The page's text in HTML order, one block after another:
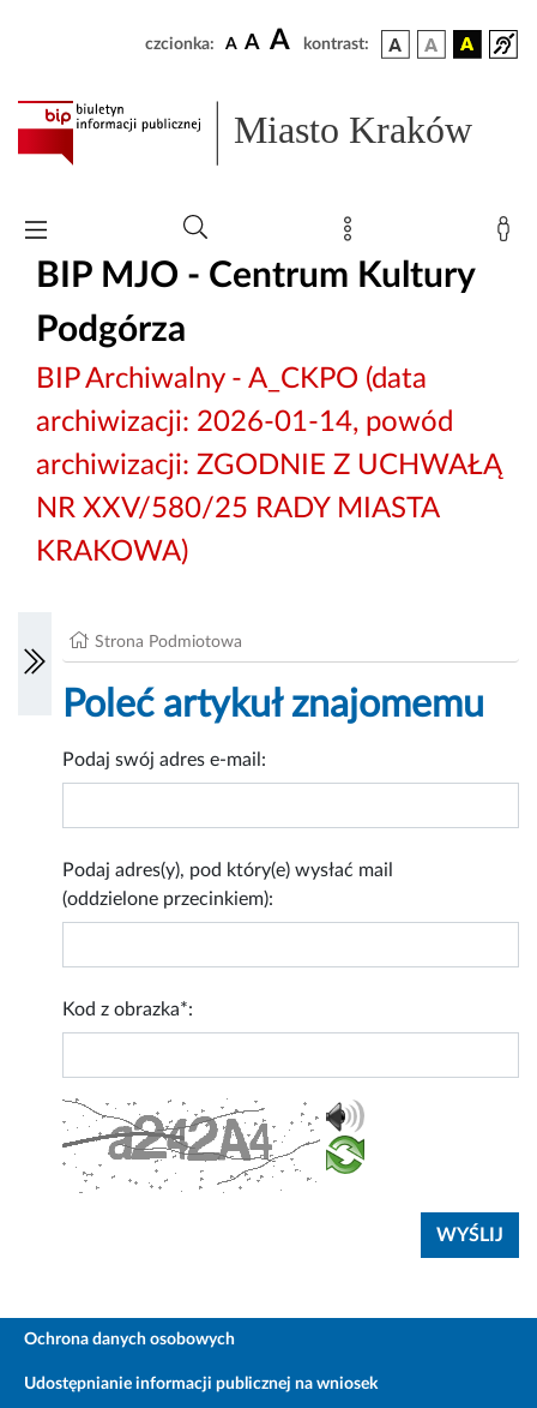
czcionka: A A A kontrast:
Miasto Kraków
BIP MJO - Centrum Kultury
Podgórza
BIP Archiwalny - A_CKPO (data
archiwizacji: 2026-01-14, powód
archiwizacji: ZGODNIE Z UCHWAŁĄ
NR XXV/580/25 RADY MIASTA
KRAKOWA)
Strona Podmiotowa
Poleć artykuł znajomemu
Podaj swój adres e-mail:
Podaj adres(y), pod który(e) wysłać mail
(oddzielone przecinkiem):
Kod z obrazka*:
Ochrona danych osobowych
Udostępnianie informacji publicznej na wniosek